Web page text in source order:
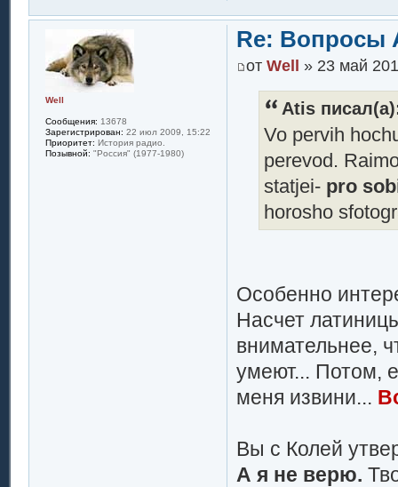
Re: Вопросы
от Well » 23 май
Atis
Vo pervih
perevod.
statjei- pro
horosho
Особенно
Насчет
внимательнее,
умеют... Потом,
меня извини...
Вы с Колей
А я не верю.
Well
Сообщения: 13678
Зарегистрирован: 22 июл 2009, 15:22
Приоритет: История радио.
Позывной: "Россия" (1977-1980)